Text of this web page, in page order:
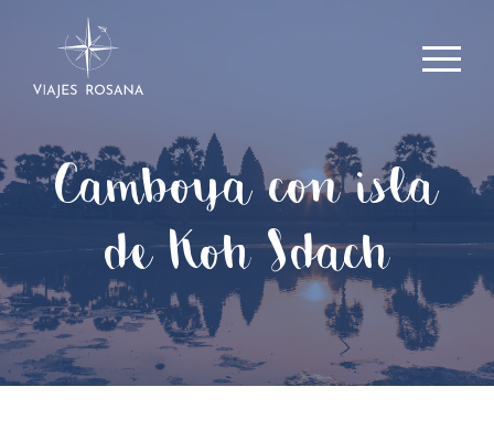
Camboya con isla
de Koh Sdach